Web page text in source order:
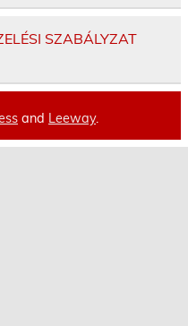
SZABÁLYZAT
and Leeway.